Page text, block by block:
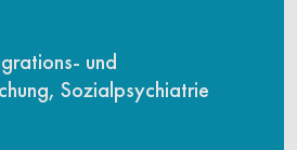
und
Sozialpsychiatrie